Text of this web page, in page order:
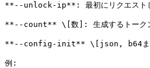
**--unlock-ip**: 最初にリクエストし
**--count** \[数]: 生成するトーク
**--config-init** \[json, b64または
例: